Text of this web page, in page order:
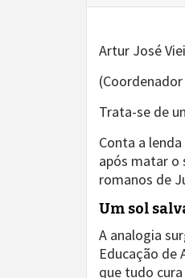
Artur José
Trata-se de
Conta a
após matar o
romanos de
Um sol
A analogia
Educação de
que tudo